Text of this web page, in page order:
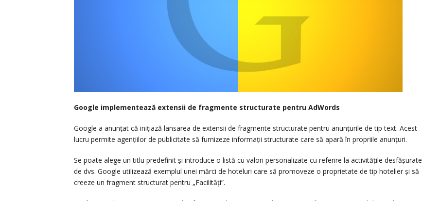
Google implementează extensii de fragmente structurate pentru AdWords
Google a anunțat că inițiază lansarea de extensii de fragmente structurate pentru anunțurile de tip text. Acest
lucru permite agențiilor de publicitate să furnizeze informații structurate care să apară în propriile anunțuri.
Se poate alege un titlu predefinit și introduce o listă cu valori personalizate cu referire la activitățile desfășurate
de dvs. Google utilizează exemplul unei mărci de hoteluri care să promoveze o proprietate de tip hotelier și să
creeze un fragment structurat pentru „Facilități”.